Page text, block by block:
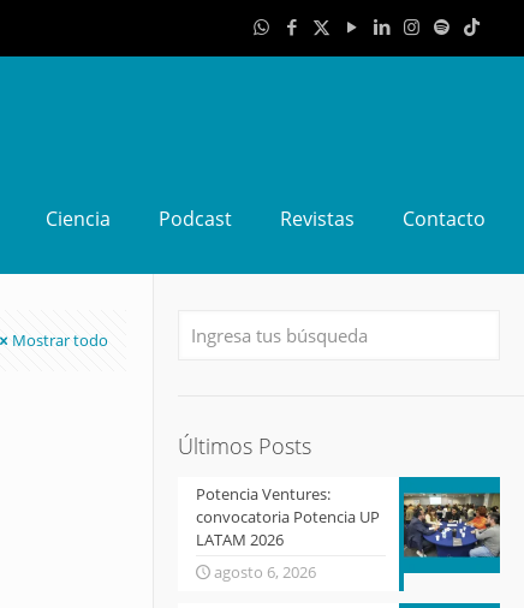
Ciencia Podcast Revistas Contacto
Mostrar todo
Últimos Posts
Potencia Ventures:
convocatoria Potencia UP
LATAM 2026
agosto 6, 2026